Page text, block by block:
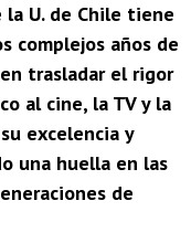
la U. de Chile tiene
complejos años de
trasladar el rigor
al cine, la TV y la
excelencia y
una huella en las
de